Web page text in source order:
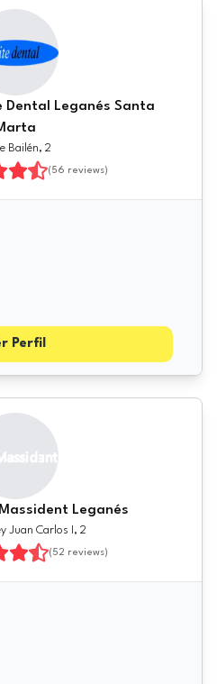
Dental Leganés Santa
Bailén, 2
(56 reviews)
Perfil
Leganés
Juan Carlos I, 2
(52 reviews)